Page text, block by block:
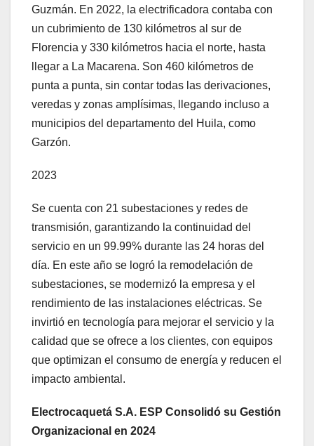
Guzmán. En 2022, la electrificadora contaba con
un cubrimiento de 130 kilómetros al sur de
Florencia y 330 kilómetros hacia el norte, hasta
llegar a La Macarena. Son 460 kilómetros de
punta a punta, sin contar todas las derivaciones,
veredas y zonas amplísimas, llegando incluso a
municipios del departamento del Huila, como
Garzón.
2023
Se cuenta con 21 subestaciones y redes de
transmisión, garantizando la continuidad del
servicio en un 99.99% durante las 24 horas del
día. En este año se logró la remodelación de
subestaciones, se modernizó la empresa y el
rendimiento de las instalaciones eléctricas. Se
invirtió en tecnología para mejorar el servicio y la
calidad que se ofrece a los clientes, con equipos
que optimizan el consumo de energía y reducen el
impacto ambiental.
Electrocaquetá S.A. ESP Consolidó su Gestión
Organizacional en 2024